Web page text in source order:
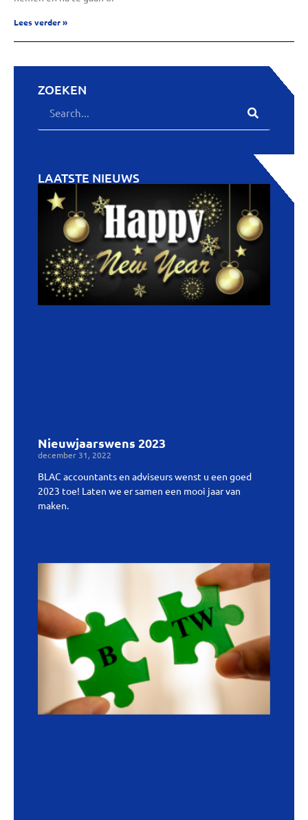
Lees verder »
ZOEKEN
LAATSTE NIEUWS
Nieuwjaarswens 2023
december 31, 2022
BLAC accountants en adviseurs wenst u een goed
2023 toe! Laten we er samen een mooi jaar van
maken.